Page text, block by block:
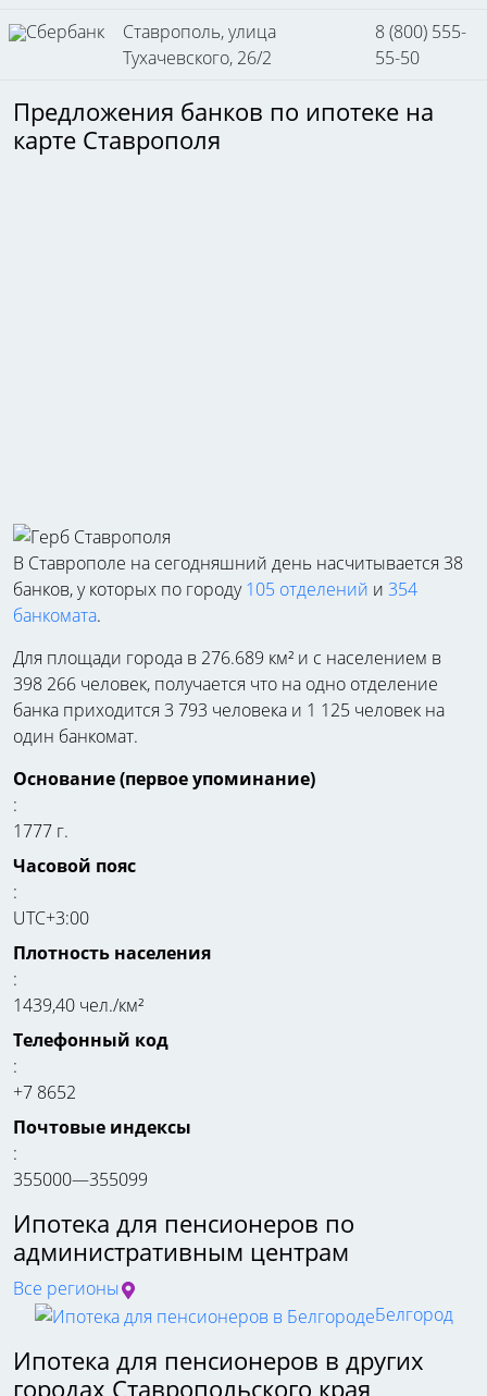
Сбербанк
Ставрополь, улица
Тухачевского, 26/2
8 (800) 555-
55-50
Предложения банков по ипотеке на
карте Ставрополя
В Ставрополе на сегодняшний день насчитывается 38
банков, у которых по городу105 отделений и 354
банкомата.
Для площади города в 276.689 км² и с населением в
398 266 человек, получается что на одно отделение
банка приходится 3 793 человека и 1 125 человек на
один банкомат.
Основание (первое упоминание)
:
1777 г.
Часовой пояс
:
UTC+3:00
Плотность населения
:
1439,40 чел./км²
Телефонный код
:
+7 8652
Почтовые индексы
:
355000—355099
Ипотека для пенсионеров по
административным центрам
Все регионы
Белгород
Ипотека для пенсионеров в других
городах Ставропольского края